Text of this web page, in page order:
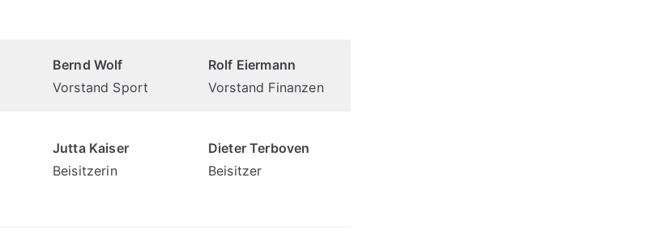
Bernd Wolf
Vorstand Sport
Rolf Eiermann
Vorstand Finanzen
Jutta Kaiser
Beisitzerin
Dieter Terboven
Beisitzer